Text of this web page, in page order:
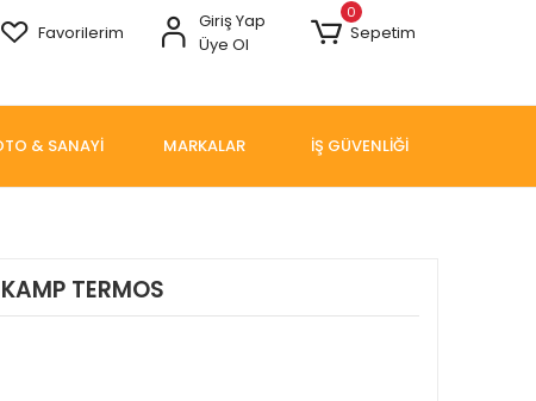
Favorilerim
Giriş Yap
Üye Ol
0
Sepetim
& SANAYİ MARKALAR İŞ GÜVENLİĞİ
TERMOS